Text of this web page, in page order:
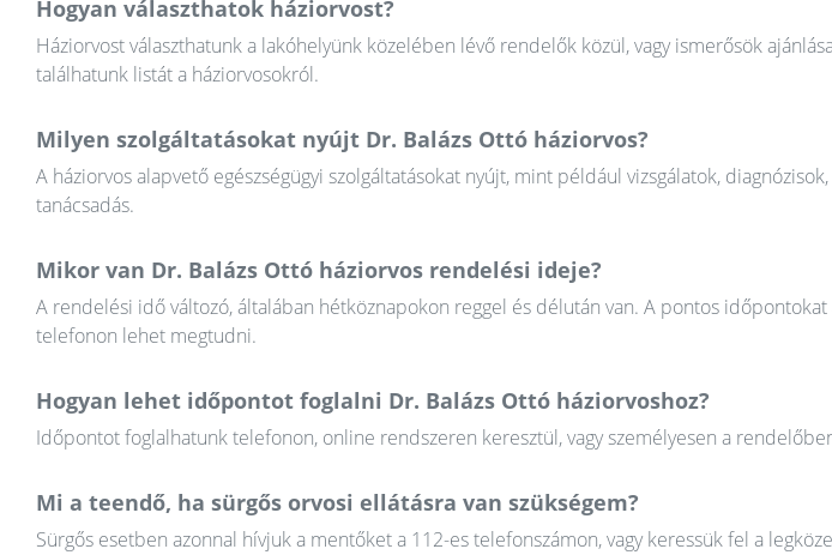
Hogyan választhatok háziorvost?
Háziorvost választhatunk a lakóhelyünk közelében lévő rendelők közül, vagy ismerősök
találhatunk listát a háziorvosokról.
Milyen szolgáltatásokat nyújt Dr. Balázs Ottó háziorvos?
A háziorvos alapvető egészségügyi szolgáltatásokat nyújt, mint például vizsgálatok,
tanácsadás.
Mikor van Dr. Balázs Ottó háziorvos rendelési ideje?
A rendelési idő változó, általában hétköznapokon reggel és délután van. A pontos
telefonon lehet megtudni.
Hogyan lehet időpontot foglalni Dr. Balázs Ottó háziorvoshoz?
Időpontot foglalhatunk telefonon, online rendszeren keresztül, vagy személyesen a
Mi a teendő, ha sürgős orvosi ellátásra van szükségem?
Sürgős esetben azonnal hívjuk a mentőket a 112-es telefonszámon, vagy keressük fel a